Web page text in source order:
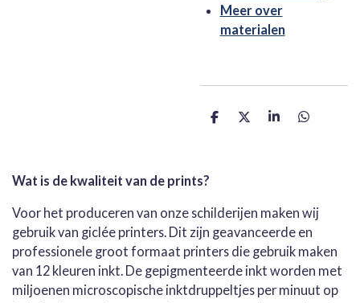
Meer over
materialen
D
D
S
D
Wat is de kwaliteit van de prints?
Voor het produceren van onze schilderijen maken wij
gebruik van giclée printers. Dit zijn geavanceerde en
professionele groot formaat printers die gebruik maken
van 12 kleuren inkt. De gepigmenteerde inkt worden met
miljoenen microscopische inktdruppeltjes per minuut op